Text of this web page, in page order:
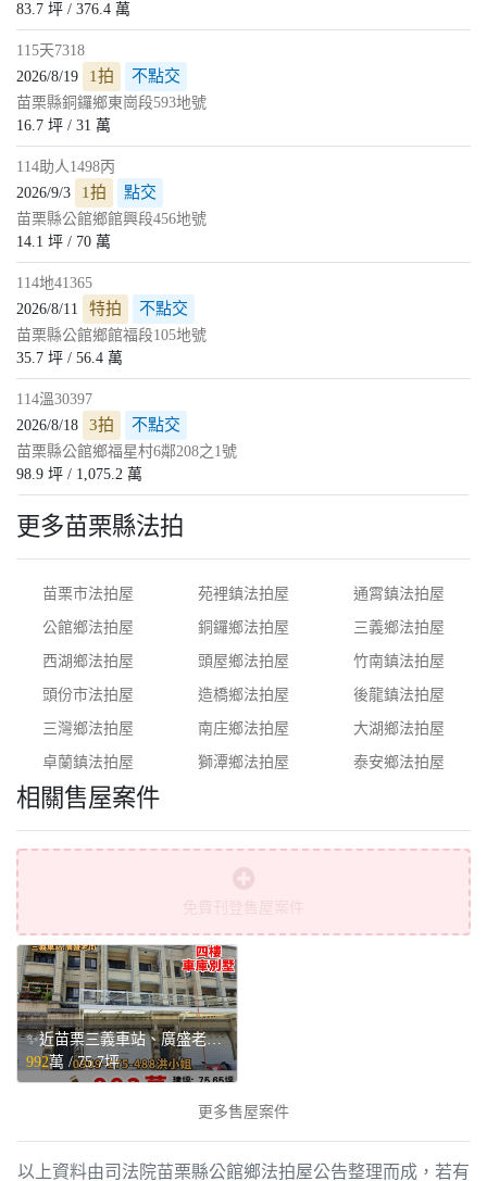
83.7 坪 / 376.4 萬
115天7318
2026/8/19
1拍 不點交
苗栗縣銅鑼鄉東崗段593地號
16.7 坪 / 31 萬
114助人1498丙
2026/9/3
1拍 點交
苗栗縣公館鄉館興段456地號
14.1 坪 / 70 萬
114地41365
2026/8/11
特拍 不點交
苗栗縣公館鄉館福段105地號
35.7 坪 / 56.4 萬
114溫30397
2026/8/18
3拍 不點交
苗栗縣公館鄉福星村6鄰208之1號
98.9 坪 / 1,075.2 萬
更多苗栗縣法拍
苗栗市法拍屋 苑裡鎮法拍屋 通霄鎮法拍屋
公館鄉法拍屋 銅鑼鄉法拍屋 三義鄉法拍屋
西湖鄉法拍屋 頭屋鄉法拍屋 竹南鎮法拍屋
頭份市法拍屋 造橋鄉法拍屋 後龍鎮法拍屋
三灣鄉法拍屋 南庄鄉法拍屋 大湖鄉法拍屋
卓蘭鎮法拍屋 獅潭鄉法拍屋 泰安鄉法拍屋
相關售屋案件
✨近苗栗三義車站、廣盛老街✨站前四樓車庫別墅💥 - 苗栗縣三義鄉售屋
992萬 /75.7坪
更多售屋案件
以上資料由司法院苗栗縣公館鄉法拍屋公告整理而成，若有